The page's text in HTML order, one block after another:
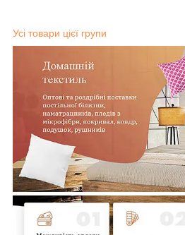
Усі товари цієї групи